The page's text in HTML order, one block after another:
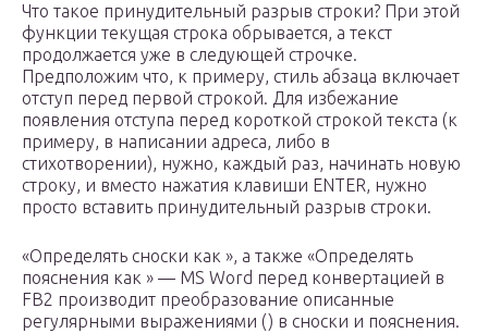
Что такое принудительный разрыв строки? При этой
функции текущая строка обрывается, а текст
продолжается уже в следующей строчке.
Предположим что, к примеру, стиль абзаца включает
отступ перед первой строкой. Для избежание
появления отступа перед короткой строкой текста (к
примеру, в написании адреса, либо в
стихотворении), нужно, каждый раз, начинать новую
строку, и вместо нажатия клавиши ENTER, нужно
просто вставить принудительный разрыв строки.
«Определять сноски как », а также «Определять
пояснения как » — MS Word перед конвертацией в
FB2 производит преобразование описанные
регулярными выражениями () в сноски и пояснения.